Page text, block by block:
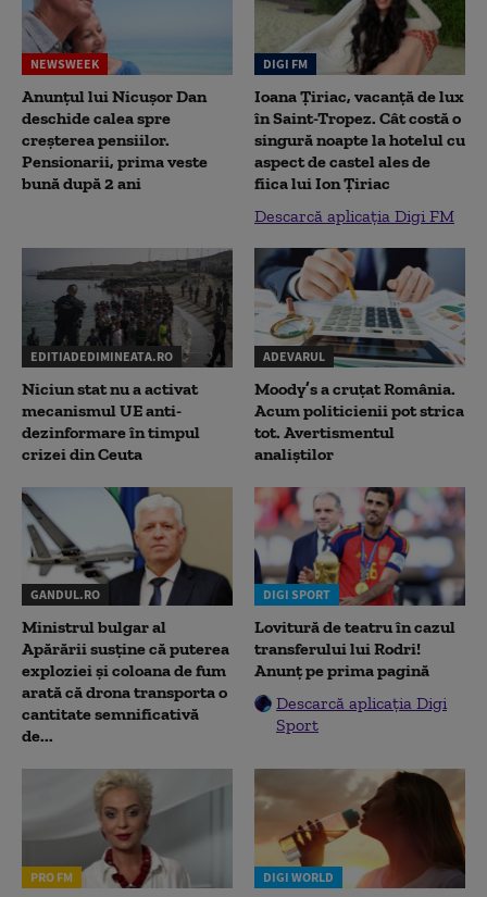
NEWSWEEK
Anunțul lui Nicușor Dan
deschide calea spre
creșterea pensiilor.
Pensionarii, prima veste
bună după 2 ani
DIGI FM
Ioana Țiriac, vacanță de lux
în Saint-Tropez. Cât costă o
singură noapte la hotelul cu
aspect de castel ales de
fiica lui Ion Țiriac
Descarcă aplicația Digi FM
EDITIADEDIMINEATA.RO
Niciun stat nu a activat
mecanismul UE anti-
dezinformare în timpul
crizei din Ceuta
ADEVARUL
Moody’s a cruțat România.
Acum politicienii pot strica
tot. Avertismentul
analiștilor
GANDUL.RO
Ministrul bulgar al
Apărării susține că puterea
exploziei și coloana de fum
arată că drona transporta o
cantitate semnificativă
de...
DIGI SPORT
Lovitură de teatru în cazul
transferului lui Rodri!
Anunț pe prima pagină
Descarcă aplicația Digi
Sport
PRO FM DIGI WORLD